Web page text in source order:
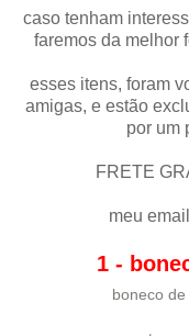
caso tenham
faremos da melhor
esses itens, foram
amigas, e estão
por um
FRETE
meu
1 -
boneco